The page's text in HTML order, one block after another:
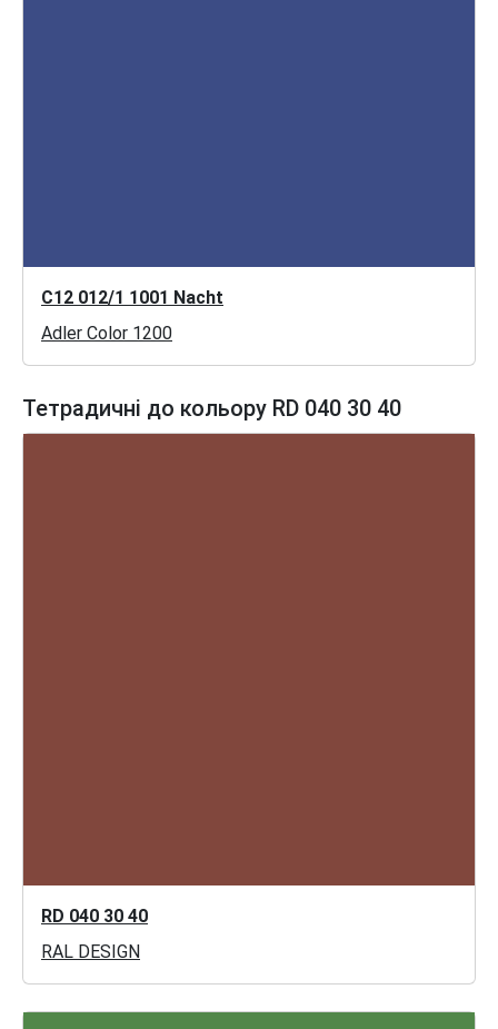
C12 012/1 1001 Nacht
Adler Color 1200
Тетрадичні до кольору RD 040 30 40
RD 040 30 40
RAL DESIGN